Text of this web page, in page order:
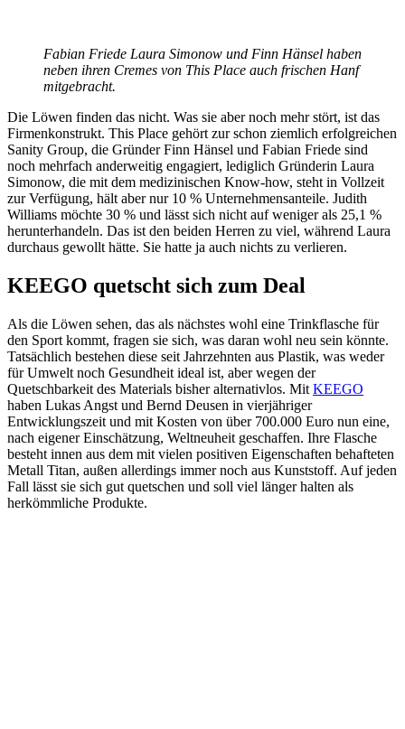
Fabian Friede Laura Simonow und Finn Hänsel haben
neben ihren Cremes von This Place auch frischen Hanf
mitgebracht.
Die Löwen finden das nicht. Was sie aber noch mehr stört, ist das
Firmenkonstrukt. This Place gehört zur schon ziemlich erfolgreichen
Sanity Group, die Gründer Finn Hänsel und Fabian Friede sind
noch mehrfach anderweitig engagiert, lediglich Gründerin Laura
Simonow, die mit dem medizinischen Know-how, steht in Vollzeit
zur Verfügung, hält aber nur 10 % Unternehmensanteile. Judith
Williams möchte 30 % und lässt sich nicht auf weniger als 25,1 %
herunterhandeln. Das ist den beiden Herren zu viel, während Laura
durchaus gewollt hätte. Sie hatte ja auch nichts zu verlieren.
KEEGO quetscht sich zum Deal
Als die Löwen sehen, das als nächstes wohl eine Trinkflasche für
den Sport kommt, fragen sie sich, was daran wohl neu sein könnte.
Tatsächlich bestehen diese seit Jahrzehnten aus Plastik, was weder
für Umwelt noch Gesundheit ideal ist, aber wegen der
Quetschbarkeit des Materials bisher alternativlos. Mit KEEGO
haben Lukas Angst und Bernd Deusen in vierjähriger
Entwicklungszeit und mit Kosten von über 700.000 Euro nun eine,
nach eigener Einschätzung, Weltneuheit geschaffen. Ihre Flasche
besteht innen aus dem mit vielen positiven Eigenschaften behafteten
Metall Titan, außen allerdings immer noch aus Kunststoff. Auf jeden
Fall lässt sie sich gut quetschen und soll viel länger halten als
herkömmliche Produkte.